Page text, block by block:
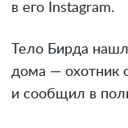
в его Instagram.
Тело Бирда
дома — охотник
и сообщил в